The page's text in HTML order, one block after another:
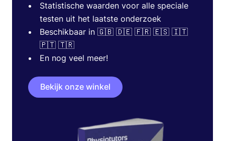
Statistische waarden voor alle speciale
testen uit het laatste onderzoek
Beschikbaar in 🇬🇧 🇩🇪 🇫🇷 🇪🇸 🇮🇹
🇵🇹 🇹🇷
En nog veel meer!
Bekijk onze winkel